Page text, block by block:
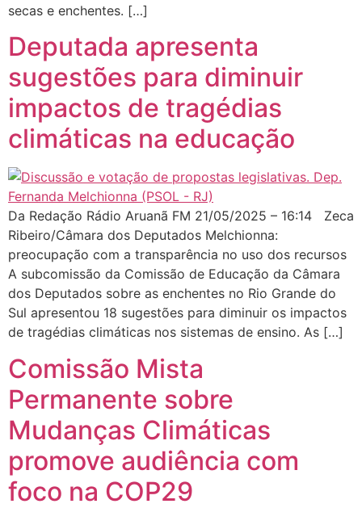
secas e enchentes. […]
Deputada apresenta
sugestões para diminuir
impactos de tragédias
climáticas na educação
Da Redação Rádio Aruanã FM 21/05/2025 – 16:14 Zeca
Ribeiro/Câmara dos Deputados Melchionna:
preocupação com a transparência no uso dos recursos
A subcomissão da Comissão de Educação da Câmara
dos Deputados sobre as enchentes no Rio Grande do
Sul apresentou 18 sugestões para diminuir os impactos
de tragédias climáticas nos sistemas de ensino. As […]
Comissão Mista
Permanente sobre
Mudanças Climáticas
promove audiência com
foco na COP29